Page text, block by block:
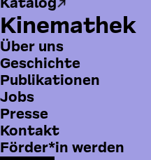
Kinemathek
Über uns
Geschichte
Publikationen
Jobs
Presse
B
o
Kontakt
Förder*in werden
Leonore Semler | Werkfoto
© Werner Herzog Film
Deutsche
Kinemathek
Mauerstraße 79, 10117 Berlin